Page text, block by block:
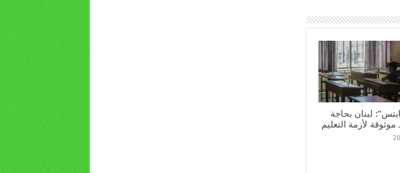
لبنان بحاجة
لأزمة التعليم